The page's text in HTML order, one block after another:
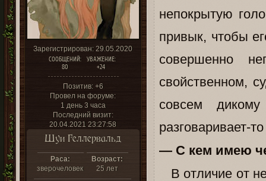
Зарегистрирован: 29.05.2020
СООБЩЕНИЙ:
80
УВАЖЕНИЕ:
+24
Позитив: +6
Провел на форуме:
1 день 3 часа
Последний визит:
20.04.2021 23:27:58
Шуи Геллервальд
Раса:
зверочеловек
Возраст:
25 лет
непокрытую
привык, чтобы
совершенно
свойственном,
совсем
разговаривает-
— С кем имею
В отличие от